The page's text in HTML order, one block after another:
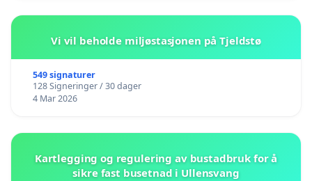
Vi vil beholde miljøstasjonen på Tjeldstø
549 signaturer
128 Signeringer / 30 dager
4 Mar 2026
Kartlegging og regulering av bustadbruk for å
sikre fast busetnad i Ullensvang